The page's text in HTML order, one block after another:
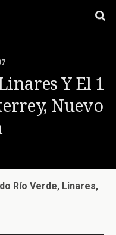
Y El 1
Nuevo
Río Verde, Linares,